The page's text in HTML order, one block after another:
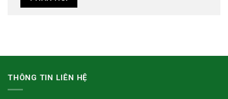
THÔNG TIN LIÊN HỆ